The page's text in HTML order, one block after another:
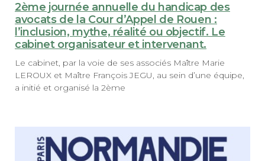
2ème journée annuelle du handicap des
avocats de la Cour d’Appel de Rouen :
l’inclusion, mythe, réalité ou objectif. Le
cabinet organisateur et intervenant.
Le cabinet, par la voie de ses associés Maître Marie
LEROUX et Maître François JEGU, au sein d’une équipe,
a initié et organisé la 2ème